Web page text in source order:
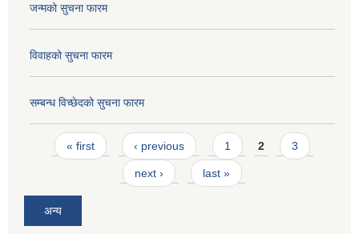
जन्मको सुचना फारम
विवाहको सुचना फारम
सम्बन्ध विच्छेदको सुचना फारम
Pages
« first ‹ previous 1 2 3
next › last »
अन्य